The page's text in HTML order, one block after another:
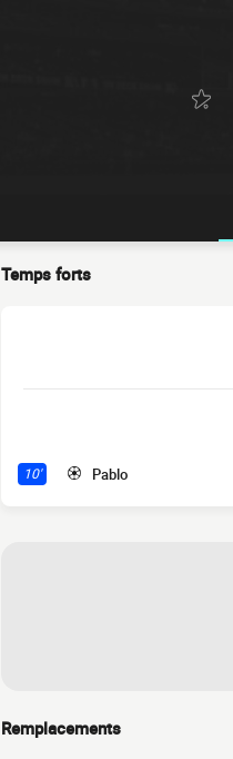
Temps forts
10' Pablo
Remplacements